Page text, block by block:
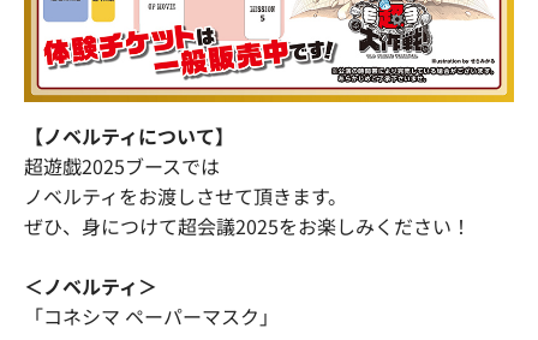
【ノベルティについて】
超遊戯2025ブースでは
ノベルティをお渡しさせて頂きます。
ぜひ、身につけて超会議2025をお楽しみください！
＜ノベルティ＞
「コネシマ ペーパーマスク」